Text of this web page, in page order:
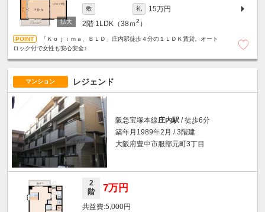
敷 礼
15万円
2階 1LDK（38ｍ2 ）
「Ｋｏｊｉｍａ、ＢＬＤ」庄内駅徒歩４分の１ＬＤＫ賃貸。オート
ロック付で女性も安心安全♪
マンション レジェンド
阪急宝塚本線庄内駅 / 徒歩6分
築年月1989年2月 / 3階建
大阪府豊中市服部元町3丁目
2
階
7万円
5,000円